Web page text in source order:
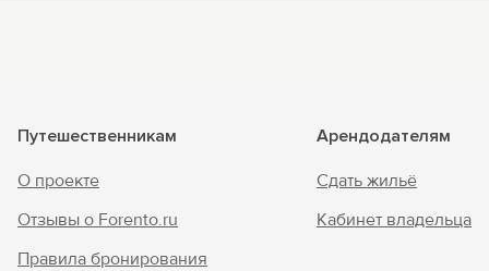
Путешественникам
О проекте
Отзывы о Forento.ru
Правила бронирования
Арендодателям
Сдать жильё
Кабинет владельца